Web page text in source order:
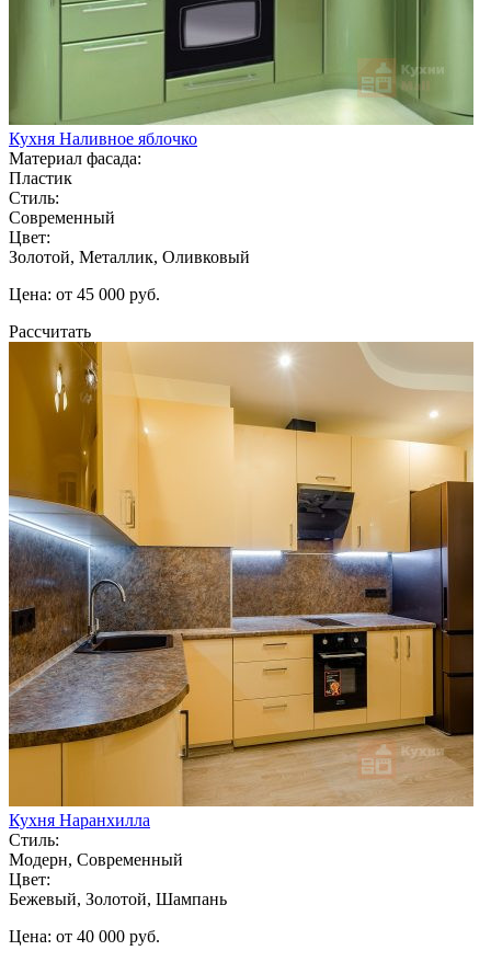
Кухня Наливное яблочко
Материал фасада:
Пластик
Стиль:
Современный
Цвет:
Золотой, Металлик, Оливковый
Цена: от 45 000 руб.
Рассчитать
Кухня Наранхилла
Стиль:
Модерн, Современный
Цвет:
Бежевый, Золотой, Шампань
Цена: от 40 000 руб.